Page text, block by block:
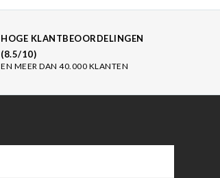
HOGE KLANTBEOORDELINGEN
(8.5/10)
EN MEER DAN 40.000 KLANTEN